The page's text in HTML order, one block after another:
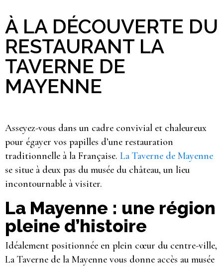
À LA DÉCOUVERTE DU
RESTAURANT LA
TAVERNE DE
MAYENNE
Asseyez-vous dans un cadre convivial et chaleureux
pour égayer vos papilles d’une restauration
traditionnelle à la Française. La Taverne de Mayenne
se situe à deux pas du musée du château, un lieu
incontournable à visiter.
La Mayenne : une région
pleine d’histoire
Idéalement positionnée en plein cœur du centre-ville,
La Taverne de la Mayenne vous donne accès au musée